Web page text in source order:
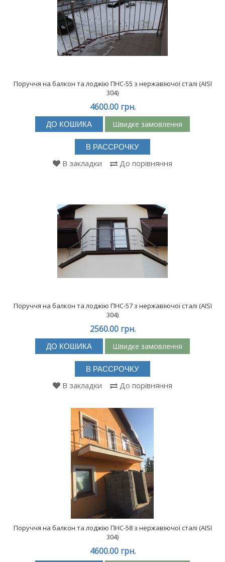
Поруччя на балкон та лоджію ПНС-55 з нержавіючої сталі (АISI
304)
4600.00 грн.
ДО КОШИКА Швидке замовлення
В РАССРОЧКУ
В закладки До порівняння
Поруччя на балкон та лоджію ПНС-57 з нержавіючої сталі (АISI
304)
2560.00 грн.
ДО КОШИКА Швидке замовлення
В РАССРОЧКУ
В закладки До порівняння
Поруччя на балкон та лоджію ПНС-58 з нержавіючої сталі (АISI
304)
4600.00 грн.